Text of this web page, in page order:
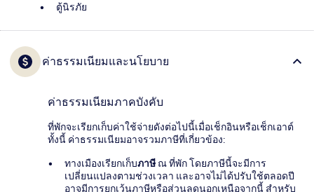
ตู้นิรภัย
ค่าธรรมเนียมและนโยบาย
ค่าธรรมเนียมภาคบังคับ
ที่พักจะเรียกเก็บค่าใช้จ่ายดังต่อไปนี้เมื่อเช็กอินหรือเช็กเอาต์
ทั้งนี้ ค่าธรรมเนียมอาจรวมภาษีที่เกี่ยวข้อง:
ทางเมืองเรียกเก็บภาษีณ ที่พัก โดยภาษีนี้จะมีการ
เปลี่ยนแปลงตามช่วงเวลา และอาจไม่ได้ปรับใช้ตลอดปี
อาจมีการยกเว้นภาษีหรือส่วนลดนอกเหนือจากนี้ สำหรับ